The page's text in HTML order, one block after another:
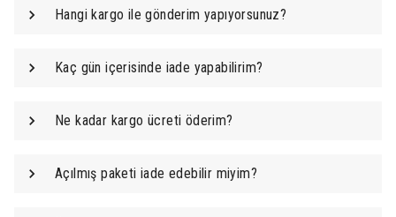
Hangi kargo ile gönderim yapıyorsunuz?
Kaç gün içerisinde iade yapabilirim?
Ne kadar kargo ücreti öderim?
Açılmış paketi iade edebilir miyim?